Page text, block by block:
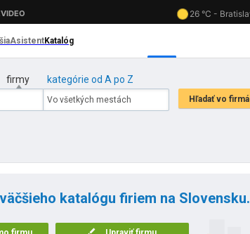
firmy kategórie od A po Z
katalógu firiem na Slovensku.